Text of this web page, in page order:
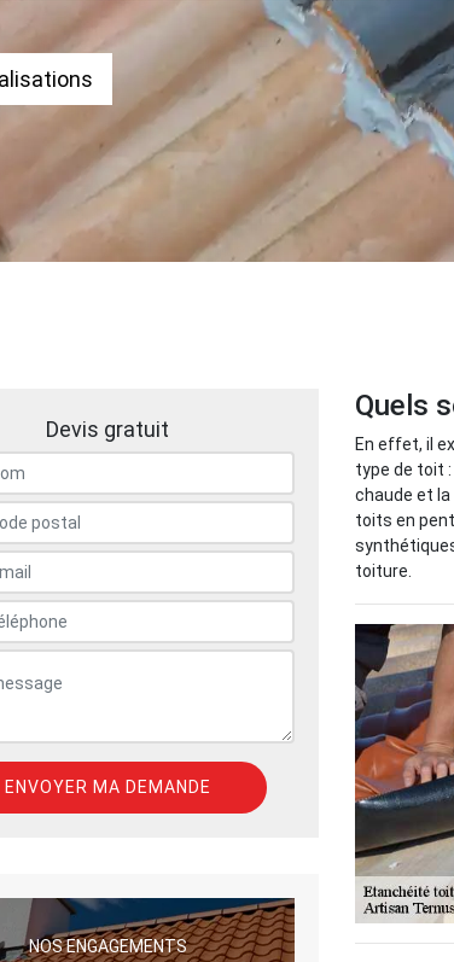
Devis gratuit
NOS ENGAGEMENTS
Quels
En effet, il
type de toit
chaude et
toits en
toiture.